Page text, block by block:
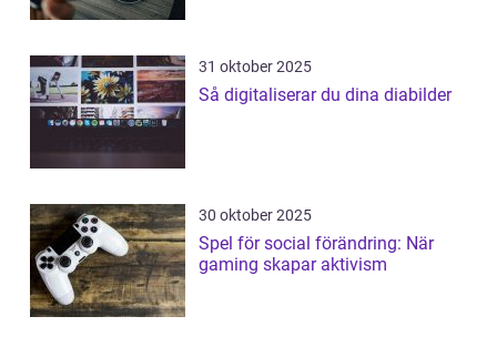
31 oktober 2025
Så digitaliserar du dina diabilder
30 oktober 2025
Spel för social förändring: När
gaming skapar aktivism